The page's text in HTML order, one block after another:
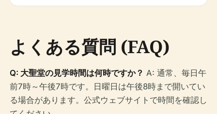
よくある質問 (FAQ)
Q: 大聖堂の見学時間は何時ですか？ A: 通常、毎日午
前7時～午後7時です。日曜日は午後8時まで開いてい
る場合があります。公式ウェブサイトで時間を確認し